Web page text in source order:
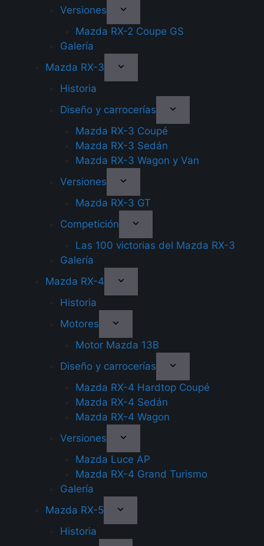
Versiones
Mazda RX-2 Coupe GS
Galería
Mazda RX-3
Historia
Diseño y carrocerías
Mazda RX-3 Coupé
Mazda RX-3 Sedán
Mazda RX-3 Wagon y Van
Versiones
Mazda RX-3 GT
Competición
Las 100 victorias del Mazda RX-3
Galería
Mazda RX-4
Historia
Motores
Motor Mazda 13B
Diseño y carrocerías
Mazda RX-4 Hardtop Coupé
Mazda RX-4 Sedán
Mazda RX-4 Wagon
Versiones
Mazda Luce AP
Mazda RX-4 Grand Turismo
Galería
Mazda RX-5
Historia